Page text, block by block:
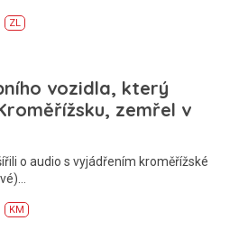
ZL
vozidla, který
zemřel v
o audio s vyjádřením kroměřížské
KM